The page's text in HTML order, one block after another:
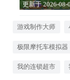
更新于 2026-08-
游戏制作大师
极限摩托车模拟器
我的连锁超市